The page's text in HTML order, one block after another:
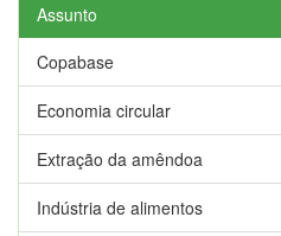
Assunto
Copabase
Economia circular
Extração da amêndoa
Indústria de alimentos